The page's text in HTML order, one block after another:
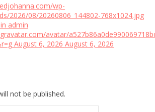
wp-
2026/08/20260806_144802-768x1024.jpg
admin
avatar/
August 6, 2026 August 6, 2026
not be published.